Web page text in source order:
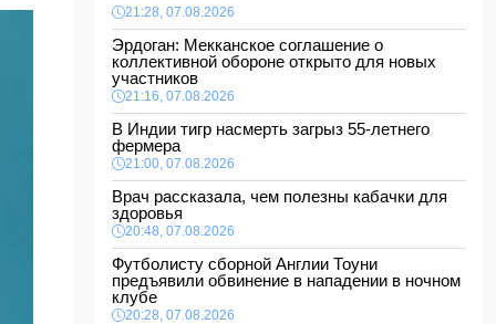
21:28, 07.08.2026
Эрдоган: Мекканское соглашение о
коллективной обороне открыто для новых
участников
21:16, 07.08.2026
В Индии тигр насмерть загрыз 55-летнего
фермера
21:00, 07.08.2026
Врач рассказала, чем полезны кабачки для
здоровья
20:48, 07.08.2026
Футболисту сборной Англии Тоуни
предъявили обвинение в нападении в ночном
клубе
20:28, 07.08.2026